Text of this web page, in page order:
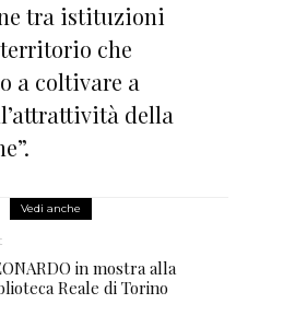
tra istituzioni
che
a coltivare a
della
Vedi anche
in mostra alla
Reale di Torino